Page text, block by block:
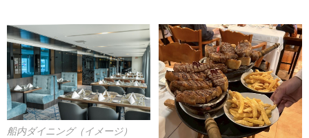
船内ダイニング（イメージ）